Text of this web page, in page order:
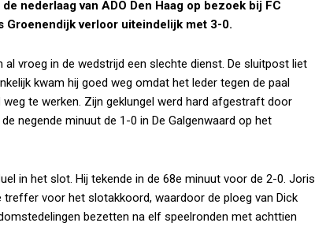
nederlaag van ADO Den Haag op bezoek bij FC
Groenendijk verloor uiteindelijk met 3-0.
vroeg in de wedstrijd een slechte dienst. De sluitpost liet
kwam hij goed weg omdat het leder tegen de paal
te werken. Zijn geklungel werd hard afgestraft door
negende minuut de 1-0 in De Galgenwaard op het
in het slot. Hij tekende in de 68e minuut voor de 2-0. Joris
voor het slotakkoord, waardoor de ploeg van Dick
bezetten na elf speelronden met achttien